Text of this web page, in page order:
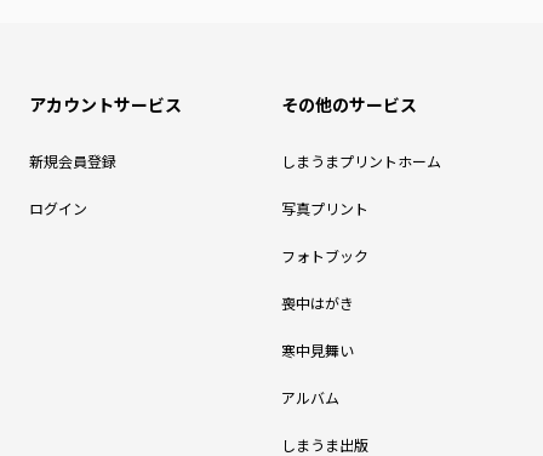
アカウントサービス
新規会員登録
ログイン
その他のサービス
しまうまプリントホーム
写真プリント
フォトブック
喪中はがき
寒中見舞い
アルバム
しまうま出版